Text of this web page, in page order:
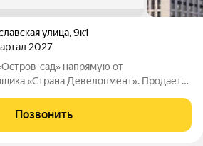
улица,9к1
2027
сад» напрямую от
«Страна Девелопмент». Продается
квартиры 35,43 кв. м. Жилой комплекс
Позвонить